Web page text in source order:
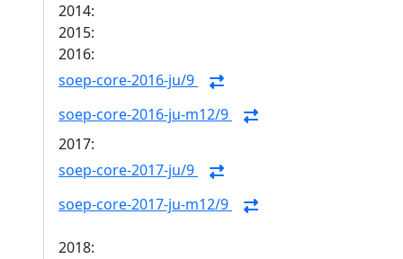
2014:
2015:
2016:
soep-core-2016-ju/9
soep-core-2016-ju-m12/9
2017:
soep-core-2017-ju/9
soep-core-2017-ju-m12/9
2018: